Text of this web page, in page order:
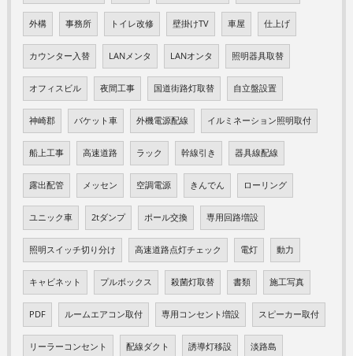
外構 事務所 トイレ改修 壁掛けTV 車屋 仕上げ
カウンター入替 LANメンタ LANオンタ 照明器具取替
オフィスビル 夜間工事 国道街路灯取替 自立盤設置
神崎郡 バケット車 外機電源配線 イルミネーション照明取付
船上工事 高速道路 ラック 幹線引き 器具線配線
露出配管 メッセン 空調電源 きんでん ローリング
ユニック車 2tダンプ ポール交換 専用回路増設
照明スイッチ切り分け 高速道路点灯チェック 電灯 動力
キャビネット プルボックス 殺菌灯取替 書類 施工写真
PDF ルームエアコン取付 専用コンセント増設 スピーカー取付
リーラーコンセント 配線ダクト 誘導灯移設 淡路島